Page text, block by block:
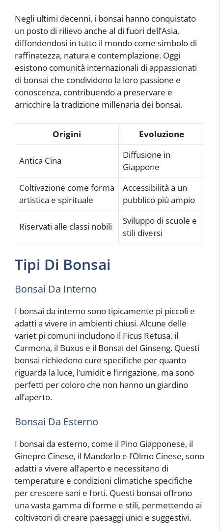
Negli ultimi decenni, i bonsai hanno conquistato
un posto di rilievo anche al di fuori dell’Asia,
diffondendosi in tutto il mondo come simbolo di
raffinatezza, natura e contemplazione. Oggi
esistono comunità internazionali di appassionati
di bonsai che condividono la loro passione e
conoscenza, contribuendo a preservare e
arricchire la tradizione millenaria dei bonsai.
Origini Evoluzione
Antica Cina
Diffusione in
Giappone
Coltivazione come forma
artistica e spirituale
Accessibilità a un
pubblico più ampio
Riservati alle classi nobili
Sviluppo di scuole e
stili diversi
Tipi Di Bonsai
Bonsai Da Interno
I bonsai da interno sono tipicamente pi piccoli e
adatti a vivere in ambienti chiusi. Alcune delle
variet pi comuni includono il Ficus Retusa, il
Carmona, il Buxus e il Bonsai del Ginseng. Questi
bonsai richiedono cure specifiche per quanto
riguarda la luce, l’umidit e l’irrigazione, ma sono
perfetti per coloro che non hanno un giardino
all’aperto.
Bonsai Da Esterno
I bonsai da esterno, come il Pino Giapponese, il
Ginepro Cinese, il Mandorlo e l’Olmo Cinese, sono
adatti a vivere all’aperto e necessitano di
temperature e condizioni climatiche specifiche
per crescere sani e forti. Questi bonsai offrono
una vasta gamma di forme e stili, permettendo ai
coltivatori di creare paesaggi unici e suggestivi.